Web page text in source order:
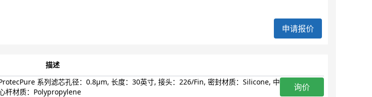
申请报价
描述
系列滤芯孔径：0.8μm, 长度：30英寸, 接头：226/Fin, 密封材质：Silicone, 中
杆材质：Polypropylene
询价